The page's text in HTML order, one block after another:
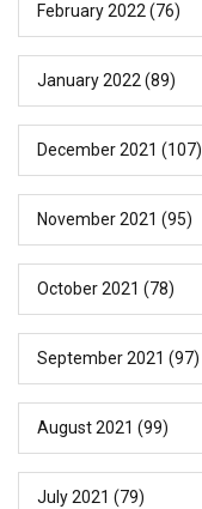
February 2022 (76)
January 2022 (89)
December 2021 (107)
November 2021 (95)
October 2021 (78)
September 2021 (97)
August 2021 (99)
July 2021 (79)